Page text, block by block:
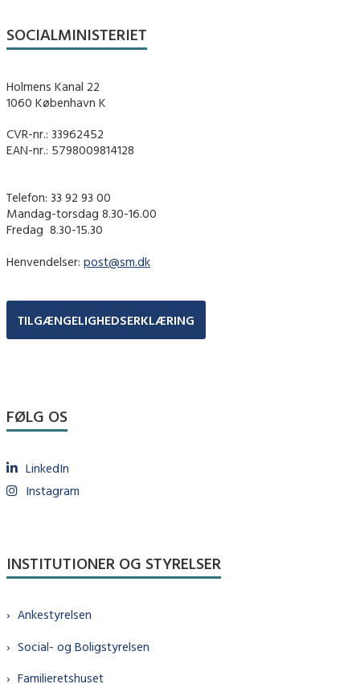
SOCIALMINISTERIET
Holmens Kanal 22
1060 København K
CVR-nr.: 33962452
EAN-nr.: 5798009814128
Telefon: 33 92 93 00
Mandag-torsdag 8.30-16.00
Fredag ​ 8.30-15.30
Henvendelser: post@sm.dk
TILGÆNGELIGHEDSERKLÆRING
FØLG OS
LinkedIn
Instagram
INSTITUTIONER OG STYRELSER
Ankestyrelsen
Social- og Boligstyrelsen
Familieretshuset